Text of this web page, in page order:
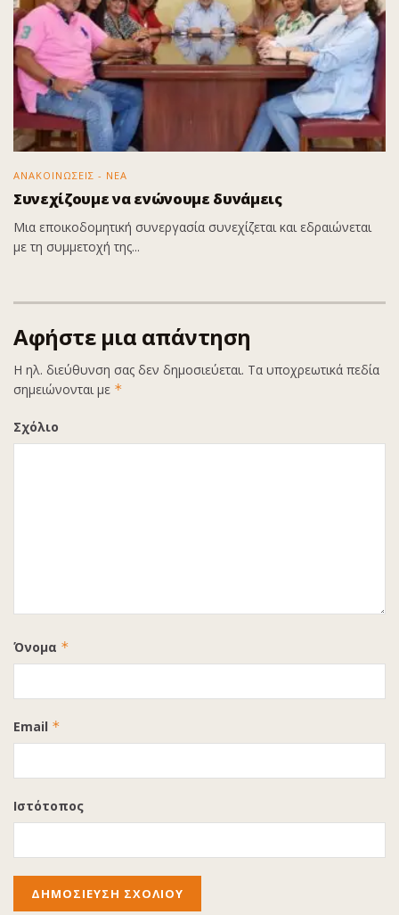
ΑΝΑΚΟΙΝΩΣΕΙΣ - ΝΕΑ
Συνεχίζουμε να ενώνουμε δυνάμεις
Μια εποικοδομητική συνεργασία συνεχίζεται και εδραιώνεται
με τη συμμετοχή της...
Αφήστε μια απάντηση
Η ηλ. διεύθυνση σας δεν δημοσιεύεται. Τα υποχρεωτικά πεδία
σημειώνονται με *
Σχόλιο
Όνομα *
Email *
Ιστότοπος